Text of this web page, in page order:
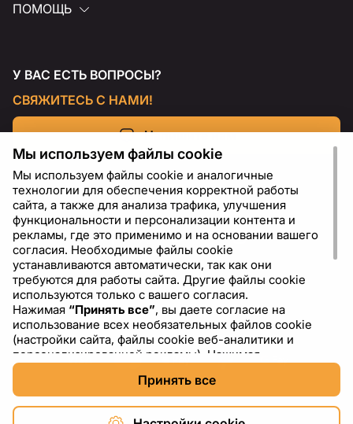
ПОМОЩЬ
У ВАС ЕСТЬ ВОПРОСЫ?
СВЯЖИТЕСЬ С НАМИ!
Напишите нам
RU USD - US Dollar ($)
Мы используем файлы cookie
Мы используем файлы cookie и аналогичные
технологии для обеспечения корректной работы
сайта, а также для анализа трафика, улучшения
функциональности и персонализации контента и
рекламы, где это применимо и на основании вашего
согласия. Необходимые файлы cookie
устанавливаются автоматически, так как они
требуются для работы сайта. Другие файлы cookie
используются только с вашего согласия.
Нажимая “Принять все”, вы даете согласие на
использование всех необязательных файлов cookie
(настройки сайта, файлы cookie веб-аналитики и
персонализированной рекламы). Нажимая
“Отклонить все”
необходимые файлы cookie. Нажимая
cookie”, вы можете выбрать, какие категории файлов
cookie разрешить или отключить. Вы можете
Принять все